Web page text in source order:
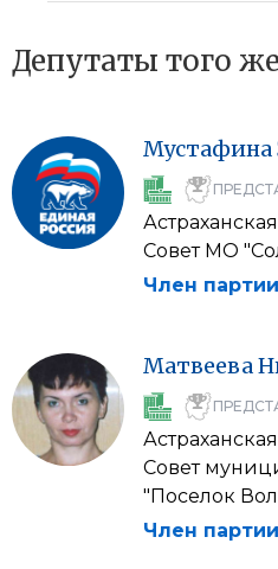
Депутаты того
Мустафина
Совет МО
Член
Матвеева
Совет
"Поселок
Член